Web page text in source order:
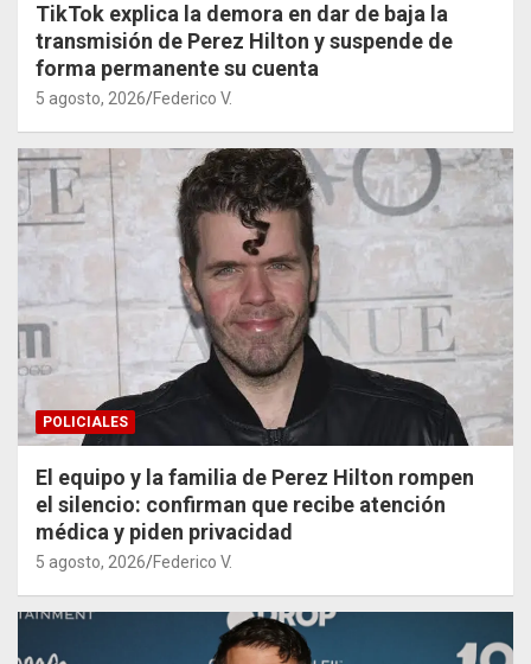
TikTok explica la demora en dar de baja la
transmisión de Perez Hilton y suspende de
forma permanente su cuenta
5 agosto, 2026 Federico V.
POLICIALES
El equipo y la familia de Perez Hilton rompen
el silencio: confirman que recibe atención
médica y piden privacidad
5 agosto, 2026 Federico V.